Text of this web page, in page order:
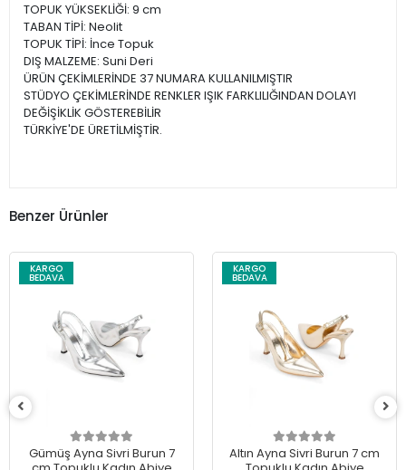
TOPUK YÜKSEKLİĞİ: 9 cm
TABAN TİPİ: Neolit
TOPUK TİPİ: İnce Topuk
DIŞ MALZEME: Suni Deri
ÜRÜN ÇEKİMLERİNDE 37 NUMARA KULLANILMIŞTIR
STÜDYO ÇEKİMLERİNDE RENKLER IŞIK FARKLILIĞINDAN DOLAYI
DEĞİŞİKLİK GÖSTEREBİLİR
TÜRKİYE'DE ÜRETİLMİŞTİR.
Benzer Ürünler
KARGO
BEDAVA
Gümüş Ayna Sivri Burun 7
KARGO
BEDAVA
Altın Ayna Sivri Burun 7 cm